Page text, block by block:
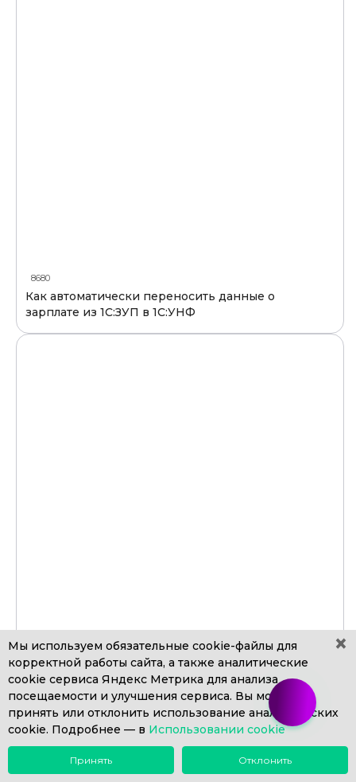
8680
Как автоматически переносить данные о
зарплате из 1С:ЗУП в 1С:УНФ
8260
Возможности 1С:ЗУП КОРП для подбора
персонала
×
Мы используем обязательные cookie-файлы для
корректной работы сайта, а также аналитические
cookie сервиса Яндекс Метрика для анализа
посещаемости и улучшения сервиса. Вы можете
принять или отклонить использование аналитических
cookie. Подробнее — в Использовании cookie
Принять Отклонить